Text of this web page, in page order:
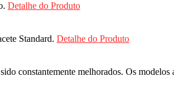
Detalhe do Produto
Standard. Detalhe do Produto
constantemente melhorados. Os modelos